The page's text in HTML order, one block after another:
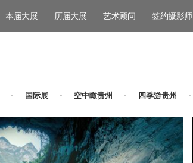
本届大展 历届大展 艺术顾问 签约摄影师
国际展 空中瞰贵州 四季游贵州